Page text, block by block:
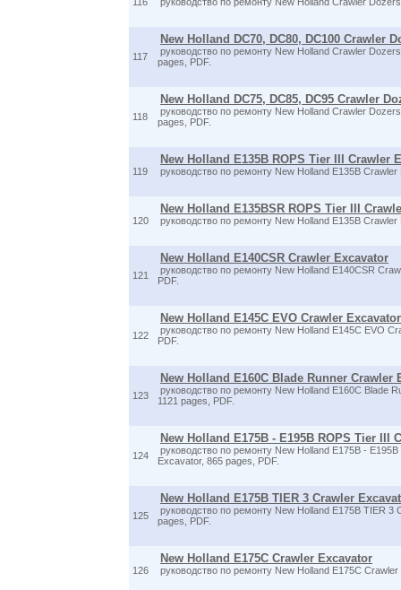
117
New Holland DC70, DC80, DC100 Crawler
руководство по ремонту New Holland Crawler
pages, PDF.
118
New Holland DC75, DC85, DC95 Crawler
руководство по ремонту New Holland Crawler
pages, PDF.
119
New Holland E135B ROPS Tier III Crawler
руководство по ремонту New Holland E135B
120
New Holland E135BSR ROPS Tier III
руководство по ремонту New Holland E135B
121
New Holland E140CSR Crawler Excavator
руководство по ремонту New Holland E140CSR
PDF.
122
New Holland E145C EVO Crawler Excavator
руководство по ремонту New Holland E145C EVO
PDF.
123
New Holland E160C Blade Runner Crawler
руководство по ремонту New Holland E160C Blade
1121 pages, PDF.
124
New Holland E175B - E195B ROPS Tier III
руководство по ремонту New Holland E175B -
Excavator, 865 pages, PDF.
125
New Holland E175B TIER 3 Crawler
руководство по ремонту New Holland E175B TIER 3
pages, PDF.
126
New Holland E175C Crawler Excavator
руководство по ремонту New Holland E175C